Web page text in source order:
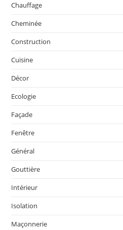
Chauffage
Cheminée
Construction
Cuisine
Décor
Ecologie
Façade
Fenêtre
Général
Gouttière
Intérieur
Isolation
Maçonnerie